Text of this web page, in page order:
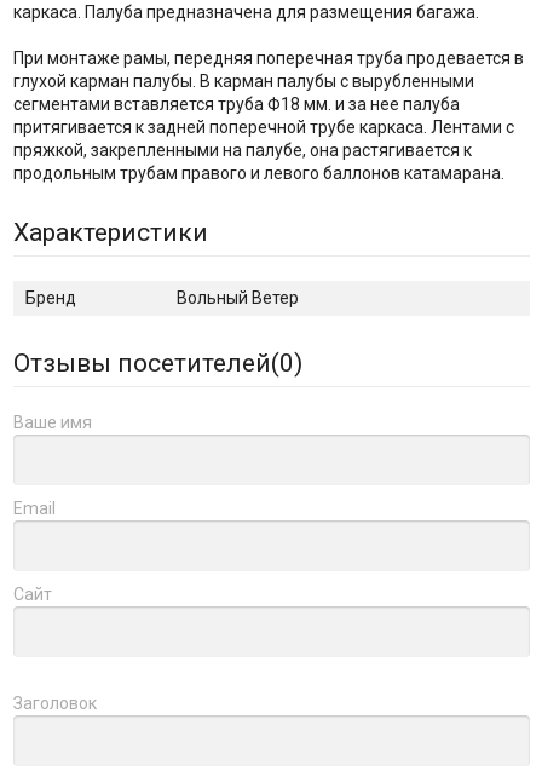
каркаса. Палуба предназначена для размещения багажа.
При монтаже рамы, передняя поперечная труба продевается в
глухой карман палубы. В карман палубы с вырубленными
сегментами вставляется труба Ф18 мм. и за нее палуба
притягивается к задней поперечной трубе каркаса. Лентами с
пряжкой, закрепленными на палубе, она растягивается к
продольным трубам правого и левого баллонов катамарана.
Характеристики
Бренд Вольный Ветер
Отзывы посетителей(0)
Ваше имя
Email
Сайт
Заголовок